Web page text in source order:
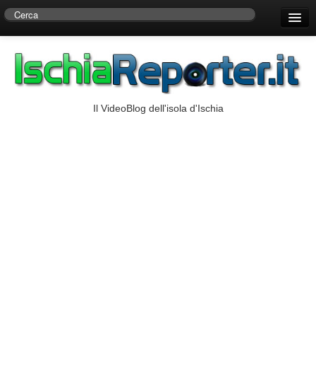
Centro di Ricerche Storiche D’Ambra
Il VideoBlog dell'isola d'Ischia